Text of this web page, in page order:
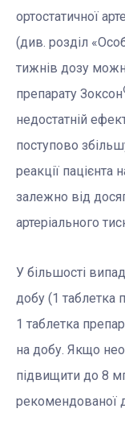
ортостатичної
(див. розділ
тижнів дозу
препарату Зоксон
недостатній
поступово
реакції пацієнта
залежно від
артеріального
У більшості
добу (1 таблетка
1 таблетка
на добу. Якщо
підвищити до 8
рекомендованої